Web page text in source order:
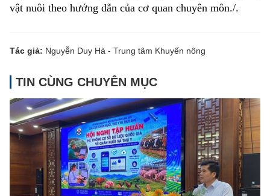
vật nuôi theo hướng dẫn của cơ quan chuyên môn./.
Tác giả: Nguyễn Duy Hà - Trung tâm Khuyến nông
TIN CÙNG CHUYÊN MỤC